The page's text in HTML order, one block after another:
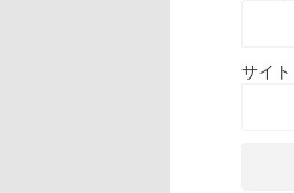
サイト